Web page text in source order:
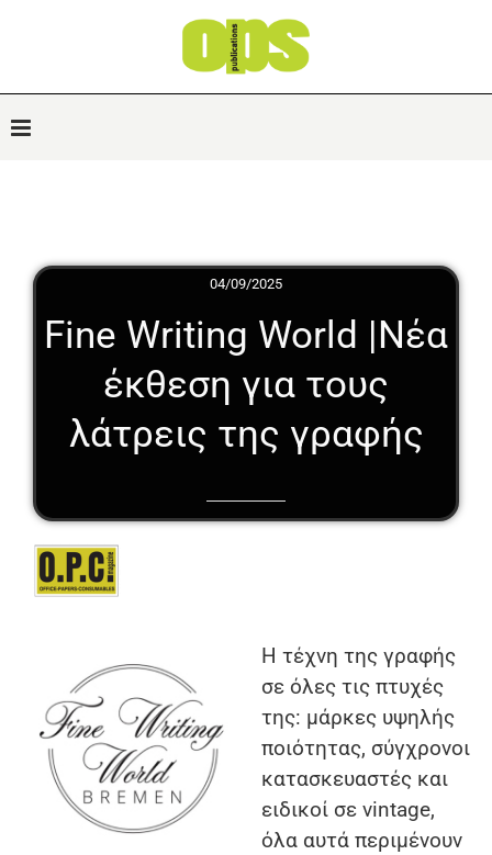
04/09/2025
Fine Writing World |Νέα
έκθεση για τους
λάτρεις της γραφής
Η τέχνη της γραφής
σε όλες τις πτυχές
της: μάρκες υψηλής
ποιότητας, σύγχρονοι
κατασκευαστές και
ειδικοί σε vintage,
όλα αυτά περιμένουν